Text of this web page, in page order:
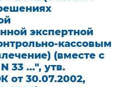
экспертной
кассовым
(вместе с
33 ...", утв.
от 30.07.2002,